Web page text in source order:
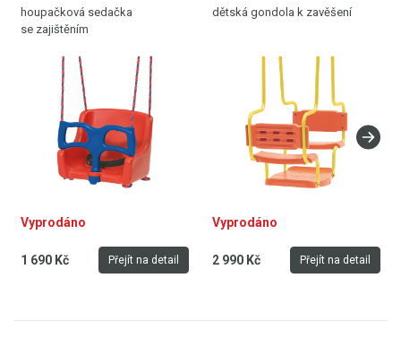
houpačková sedačka
se zajištěním
Vyprodáno
1 690 Kč Přejít na detail
dětská gondola k zavěšení
Vyprodáno
2 990 Kč Přejít na detail